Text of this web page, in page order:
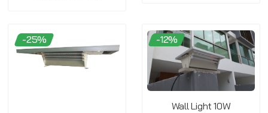
-25% -12%
Wall Light 10W